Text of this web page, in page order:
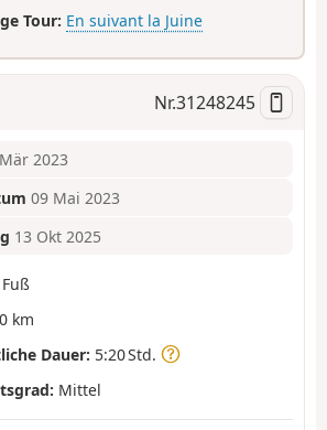
Tour: En suivant la Juine
Nr.31248245
2023
09 Mai 2023
13 Okt 2025
km
Dauer: 5:20 Std.
Mittel